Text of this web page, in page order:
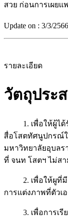
สวย ก่อนการเผยแ
Update on : 3/3/
รายละเอียด
วัตถุประ
1. เพื่อให้ผู้ได้รั
สื่อโสตทัศนูปกรณ์
มหาวิทยาลัยอุบล
ที่ จนท โสตฯ ไม่ส
2. เพื่อให้ผูที่มีค
การแต่งภาพที่ตัวเ
3. เพื่อการเรีย